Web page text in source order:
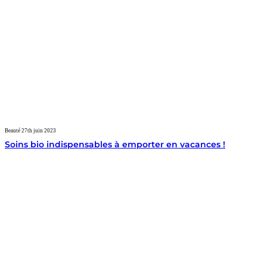
Beauté 27th juin 2023
Soins bio indispensables à emporter en vacances !